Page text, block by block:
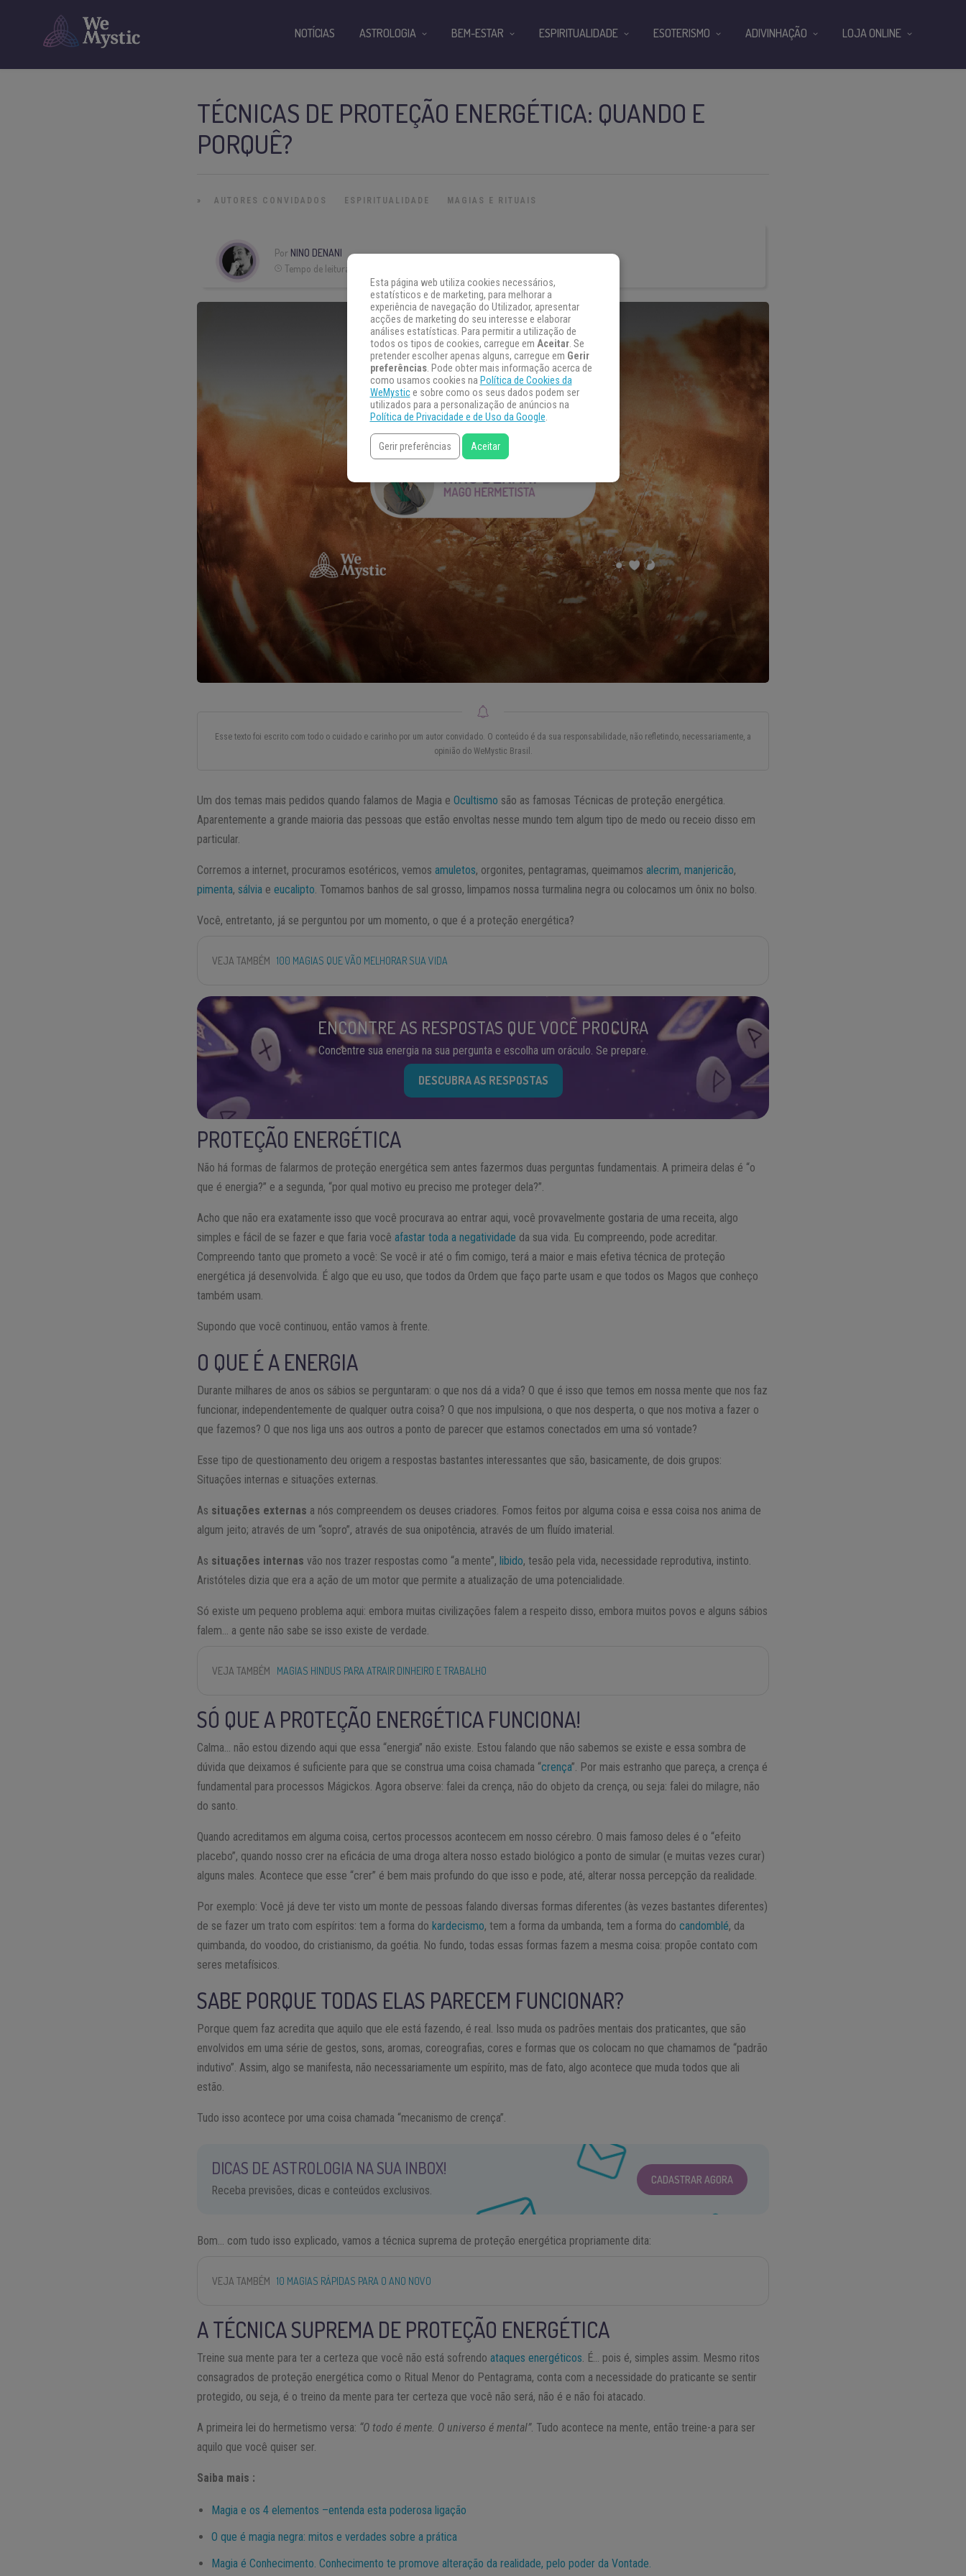
TÉCNICAS DE PROTEÇÃO ENERGÉTICA: QUANDO E
PORQUÊ?
» AUTORES CONVIDADOS ESPIRITUALIDADE MAGIAS E RITUAIS
Por NINO DENANI
Tempo de leitura:
Esse texto foi escrito com todo o cuidado e carinho por um autor convidado. O conteúdo é da sua responsabilidade, não refletindo, necessariamente, a
opinião do WeMystic Brasil.
Um dos temas mais pedidos quando falamos de Magia eOcultismo são as famosas Técnicas de proteção energética.
Aparentemente a grande maioria das pessoas que estão envoltas nesse mundo tem algum tipo de medo ou receio disso em
particular.
Corremos a internet, procuramos esotéricos, vemosamuletos, orgonites, pentagramas, queimamosalecrim,manjericão,
pimenta,sálvia eeucalipto. Tomamos banhos de sal grosso, limpamos nossa turmalina negra ou colocamos um ônix no bolso.
Você, entretanto, já se perguntou por um momento, o que é a proteção energética?
VEJA TAMBÉM 100 MAGIAS QUE VÃO MELHORAR SUA VIDA
ENCONTRE AS RESPOSTAS QUE VOCÊ PROCURA
Concentre sua energia na sua pergunta e escolha um oráculo. Se prepare.
DESCUBRA AS RESPOSTAS
PROTEÇÃO ENERGÉTICA
Não há formas de falarmos de proteção energética sem antes fazermos duas perguntas fundamentais. A primeira delas é “o
que é energia?” e a segunda, “por qual motivo eu preciso me proteger dela?”.
Acho que não era exatamente isso que você procurava ao entrar aqui, você provavelmente gostaria de uma receita, algo
simples e fácil de se fazer e que faria vocêafastar toda a negatividade da sua vida. Eu compreendo, pode acreditar.
Compreendo tanto que prometo a você: Se você ir até o fim comigo, terá a maior e mais efetiva técnica de proteção
energética já desenvolvida. É algo que eu uso, que todos da Ordem que faço parte usam e que todos os Magos que conheço
também usam.
Supondo que você continuou, então vamos à frente.
O QUE É A ENERGIA
Durante milhares de anos os sábios se perguntaram: o que nos dá a vida? O que é isso que temos em nossa mente que nos faz
funcionar, independentemente de qualquer outra coisa? O que nos impulsiona, o que nos desperta, o que nos motiva a fazer o
que fazemos? O que nos liga uns aos outros a ponto de parecer que estamos conectados em uma só vontade?
Esse tipo de questionamento deu origem a respostas bastantes interessantes que são, basicamente, de dois grupos:
Situações internas e situações externas.
As situações externas a nós compreendem os deuses criadores. Fomos feitos por alguma coisa e essa coisa nos anima de
algum jeito; através de um “sopro”, através de sua onipotência, através de um fluído imaterial.
​As situações internas vão nos trazer respostas como “a mente”, libido, tesão pela vida, necessidade reprodutiva, instinto.
Aristóteles dizia que era a ação de um motor que permite a atualização de uma potencialidade.
Só existe um pequeno problema aqui: embora muitas civilizações falem a respeito disso, embora muitos povos e alguns sábios
falem… a gente não sabe se isso existe de verdade.
VEJA TAMBÉM MAGIAS HINDUS PARA ATRAIR DINHEIRO E TRABALHO
SÓ QUE A PROTEÇÃO ENERGÉTICA FUNCIONA!
Calma… não estou dizendo aqui que essa “energia” não existe. Estou falando que não sabemos se existe e essa sombra de
dúvida que deixamos é suficiente para que se construa uma coisa chamada “crença”. Por mais estranho que pareça, a crença é
fundamental para processos Mágickos. Agora observe: falei da crença, não do objeto da crença, ou seja: falei do milagre, não
do santo.
Quando acreditamos em alguma coisa, certos processos acontecem em nosso cérebro. O mais famoso deles é o “efeito
placebo”, quando nosso crer na eficácia de uma droga altera nosso estado biológico a ponto de simular (e muitas vezes curar)
alguns males. Acontece que esse “crer” é bem mais profundo do que isso e pode, até, alterar nossa percepção da realidade.
Por exemplo: Você já deve ter visto um monte de pessoas falando diversas formas diferentes (às vezes bastantes diferentes)
de se fazer um trato com espíritos: tem a forma do kardecismo, tem a forma da umbanda, tem a forma docandomblé, da
quimbanda, do voodoo, do cristianismo, da goétia. No fundo, todas essas formas fazem a mesma coisa: propõe contato com
seres metafísicos.
SABE PORQUE TODAS ELAS PARECEM FUNCIONAR?
Porque quem faz acredita que aquilo que ele está fazendo, é real. Isso muda os padrões mentais dos praticantes, que são
envolvidos em uma série de gestos, sons, aromas, coreografias, cores e formas que os colocam no que chamamos de “padrão
indutivo”. Assim, algo se manifesta, não necessariamente um espírito, mas de fato, algo acontece que muda todos que ali
estão.
Tudo isso acontece por uma coisa chamada “mecanismo de crença”.
DICAS DE ASTROLOGIA NA SUA INBOX!
Receba previsões, dicas e conteúdos exclusivos.
CADASTRAR AGORA
Bom… com tudo isso explicado, vamos a técnica suprema de proteção energética propriamente dita:
VEJA TAMBÉM 10 MAGIAS RÁPIDAS PARA O ANO NOVO
A TÉCNICA SUPREMA DE PROTEÇÃO ENERGÉTICA
Treine sua mente para ter a certeza que você não está sofrendoataques energéticos. É… pois é, simples assim. Mesmo ritos
consagrados de proteção energética como o Ritual Menor do Pentagrama, conta com a necessidade do praticante se sentir
protegido, ou seja, é o treino da mente para ter certeza que você não será, não é e não foi atacado.
A primeira lei do hermetismo versa: “O todo é mente. O universo é mental”. Tudo acontece na mente, então treine-a para ser
aquilo que você quiser ser.
Saiba mais :
Magia e os 4 elementos –entenda esta poderosa ligação
O que é magia negra: mitos e verdades sobre a prática
Magia é Conhecimento. Conhecimento te promove alteração da realidade, pelo poder da Vontade.
NOTÍCIAS ASTROLOGIA BEM-ESTAR ESPIRITUALIDADE ESOTERISMO ADIVINHAÇÃO LOJA ONLINE
Esta página web utiliza cookies necessários,
estatísticos e de marketing, para melhorar a
experiência de navegação do Utilizador, apresentar
acções de marketing do seu interesse e elaborar
análises estatísticas. Para permitir a utilização de
todos os tipos de cookies, carregue em Aceitar. Se
pretender escolher apenas alguns, carregue em Gerir
preferências. Pode obter mais informação acerca de
como usamos cookies na Política de Cookies da
WeMystice sobre como os seus dados podem ser
utilizados para a personalização de anúncios na
Política de Privacidade e de Uso da Google.
Gerir preferências Aceitar